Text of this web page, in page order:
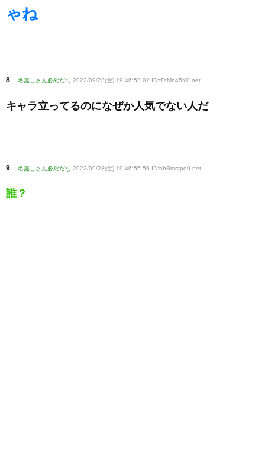
ゃね
8 : 名無しさん必死だな 2022/09/23(金) 19:46:53.02 ID:tDtMn45Y0.net
キャラ立ってるのになぜか人気でない人だ
9 : 名無しさん必死だな 2022/09/23(金) 19:46:55.56 ID:bbRmrzpe0 .net
誰？